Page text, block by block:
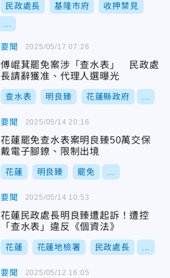
民政處長 基隆市府 收押禁見
要聞
傅崐萁罷免案涉「查水表」 民政處
長請辭獲准、代理人選曝光
查水表 明良臻 花蓮縣政府
2025/05/17 07:26
要聞
花蓮罷免查水表案明良臻50萬交保
戴電子腳鐐、限制出境
花蓮 明良臻 罷免
2025/05/14 20:16
要聞
花蓮民政處長明良臻遭起訴！遭控
「查水表」違反《個資法》
花蓮 花蓮地檢署 民政處長
2025/05/14 10:53
要聞 2025/05/12 16:05